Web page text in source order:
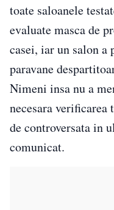
toate saloanele
evaluate masca de
casei, iar un salon a
paravane
Nimeni insa nu a
necesara
de controversata in
comunicat.